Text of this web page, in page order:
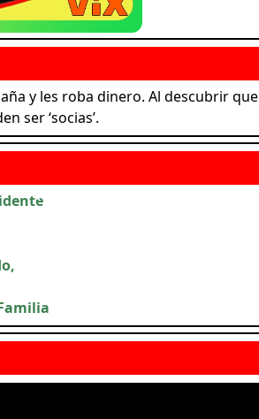
y les roba dinero. Al descubrir que
ser ‘socias’.